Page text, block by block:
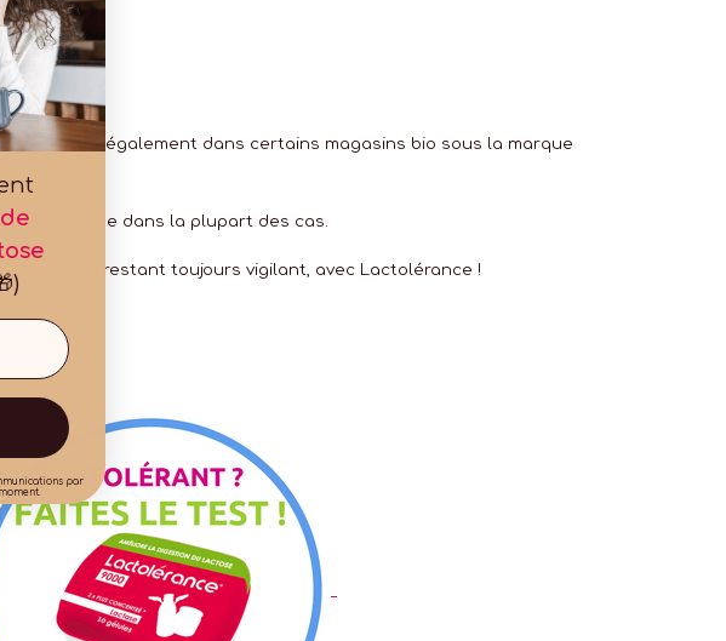
en existe également dans certains magasins bio sous la marque
du lactose dans la plupart des cas.
en restant toujours vigilant, avec Lactolérance !
par